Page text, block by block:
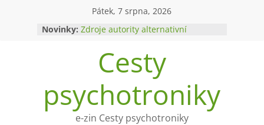
Pátek, 7 srpna, 2026
Novinky:
Zlatý východ
Zdroje autority alternativní
Upíři a mytologie?
Ohnivý poltergeist
Tragédie Anny Göldi
Cesty
psychotroniky
e-zin Cesty psychotroniky